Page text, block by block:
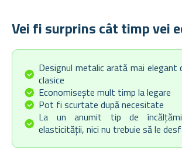
Vei fi surprins cât timp vei
Designul metalic arată mai elegant
clasice
Economisește mult timp la legare
Pot fi scurtate după necesitate
La un anumit tip de
elasticității, nici nu trebuie să le